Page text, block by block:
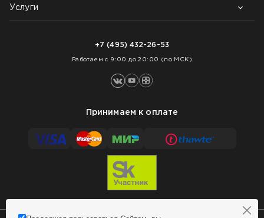
Блог
Возврат товара
Как заказать
Услуги
+7 (495) 432-26-53
Работаем с 9:00 до 20:00 (по МСК)
Принимаем к оплате